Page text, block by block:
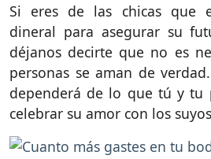
Si eres de las chicas que
dineral para asegurar su
déjanos decirte que no es
personas se aman de
dependerá de lo que tú y tu
celebrar su amor con los